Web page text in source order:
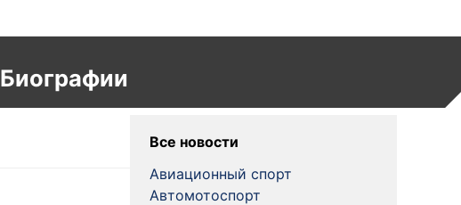
Биографии
Все новости
Авиационный спорт
Автомотоспорт